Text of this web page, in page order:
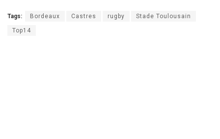
Tags: Bordeaux Castres rugby Stade Toulousain
Top14